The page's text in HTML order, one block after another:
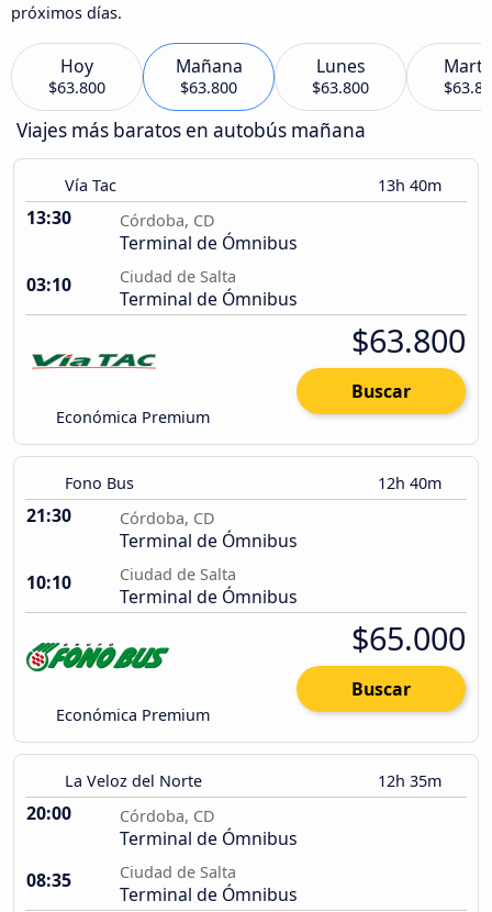
próximos días.
Hoy
$63.800
Mañana
$63.800
Lunes
$63.800
Viajes más baratos en autobús mañana
Vía Tac 13h 40m
13:30 Córdoba, CD
Terminal de Ómnibus
03:10
Ciudad de Salta
Terminal de Ómnibus
Económica Premium
$63.800
Buscar
Fono Bus 12h 40m
21:30 Córdoba, CD
Terminal de Ómnibus
10:10
Ciudad de Salta
Terminal de Ómnibus
Económica Premium
$65.000
Buscar
La Veloz del Norte 12h 35m
20:00 Córdoba, CD
Terminal de Ómnibus
08:35
Ciudad de Salta
Terminal de Ómnibus